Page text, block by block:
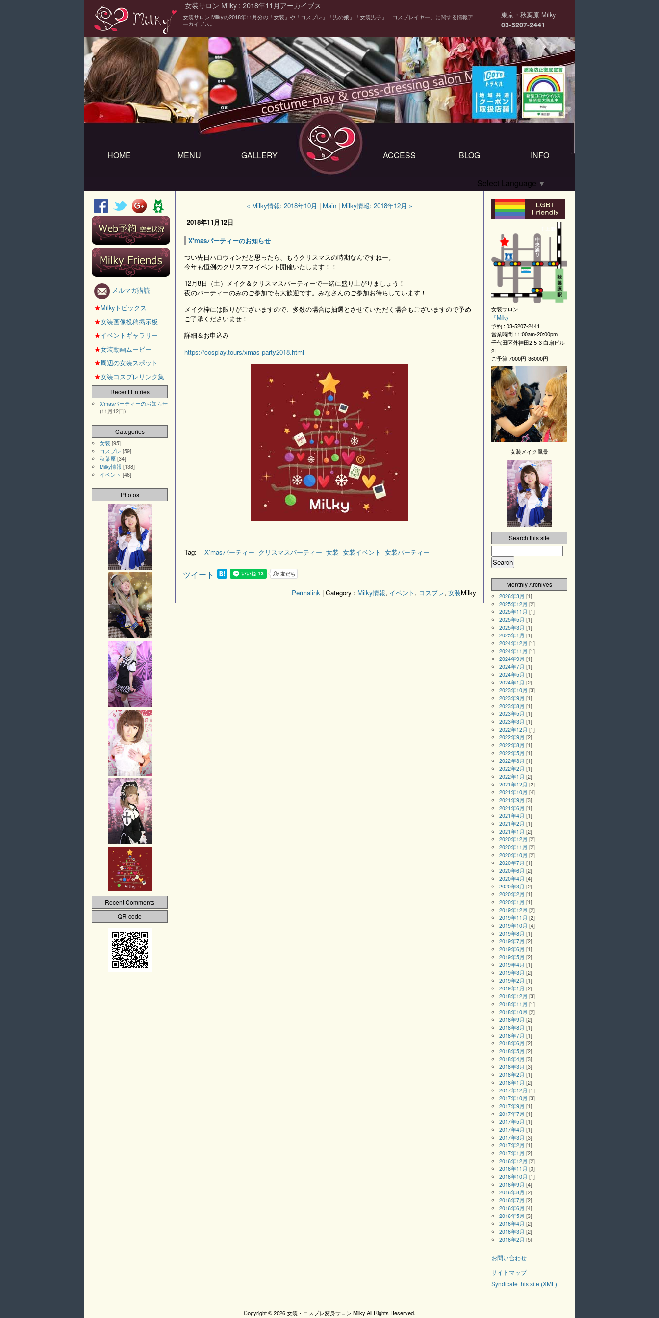
女装サロン Milky : 2018年11月アーカイブス
女装サロン Milkyの2018年11月分の「女装」や「コスプレ」「男の娘」「女装男子」「コスプレイヤー」に関する情報ア
ーカイブス。
東京・秋葉原 Milky
03-5207-2441
HOME MENU GALLERY ACCESS BLOG INFO
Select Language ▼
« Milky情報: 2018年10月 | Main | Milky情報: 2018年12月 »
2018年11月12日
X'masパーティーのお知らせ
つい先日ハロウィンだと思ったら、もうクリスマスの時期なんですねー。
今年も恒例のクリスマスイベント開催いたします！！
12月8日（土）メイク＆クリスマスパーティーで一緒に盛り上がりましょう！
夜のパーティーのみのご参加でも大歓迎です。みなさんのご参加お待ちしています！
メイク枠には限りがございますので、多数の場合は抽選とさせていただく場合もございますので予め
ご了承くださいませ！
詳細＆お申込み
https://cosplay.tours/xmas-party2018.html
Tag: X'masパーティー クリスマスパーティー 女装 女装イベント 女装パーティー
ツイート
Permalink | Category : Milky情報, イベント , コスプレ, 女装Milky
メルマガ購読
★Milkyトピックス
★女装画像投稿掲示板
★イベントギャラリー
★女装動画ムービー
★周辺の女装スポット
★女装コスプレリンク集
Recent Entries
X'masパーティーのお知らせ
(11月12日)
Categories
女装 [95]
コスプレ [59]
秋葉原 [34]
Milky情報 [138]
イベント [46]
Photos
Recent Comments
QR-code
女装サロン
「Milky 」
予約 :03-5207-2441
営業時間 11:00am-20:00pm
千代田区外神田2-5-3 白扇ビル
2F
ご予算7000円-36000円
女装メイク風景
Search this site
Monthly Archives
2026年3月 [1]
2025年12月 [2]
2025年11月 [1]
2025年5月 [1]
2025年3月 [1]
2025年1月 [1]
2024年12月 [1]
2024年11月 [1]
2024年9月 [1]
2024年7月 [1]
2024年5月 [1]
2024年1月 [2]
2023年10月 [3]
2023年9月 [1]
2023年8月 [1]
2023年5月 [1]
2023年3月 [1]
2022年12月 [1]
2022年9月 [2]
2022年8月 [1]
2022年5月 [1]
2022年3月 [1]
2022年2月 [1]
2022年1月 [2]
2021年12月 [2]
2021年10月 [4]
2021年9月 [3]
2021年6月 [1]
2021年4月 [1]
2021年2月 [1]
2021年1月 [2]
2020年12月 [2]
2020年11月 [2]
2020年10月 [2]
2020年7月 [1]
2020年6月 [2]
2020年4月 [4]
2020年3月 [2]
2020年2月 [1]
2020年1月 [1]
2019年12月 [2]
2019年11月 [2]
2019年10月 [4]
2019年8月 [1]
2019年7月 [2]
2019年6月 [1]
2019年5月 [2]
2019年4月 [1]
2019年3月 [2]
2019年2月 [1]
2019年1月 [2]
2018年12月 [3]
2018年11月 [1]
2018年10月 [2]
2018年9月 [2]
2018年8月 [1]
2018年7月 [1]
2018年6月 [2]
2018年5月 [2]
2018年4月 [3]
2018年3月 [3]
2018年2月 [1]
2018年1月 [2]
2017年12月 [1]
2017年10月 [3]
2017年9月 [1]
2017年7月 [1]
2017年5月 [1]
2017年4月 [1]
2017年3月 [3]
2017年2月 [1]
2017年1月 [2]
2016年12月 [2]
2016年11月 [3]
2016年10月 [1]
2016年9月 [4]
2016年8月 [2]
2016年7月 [2]
2016年6月 [4]
2016年5月 [3]
2016年4月 [2]
2016年3月 [2]
2016年2月 [5]
お問い合わせ
サイトマップ
Syndicate this site (XML)
Copyright ©2026女装・コスプレ変身サロン MilkyAll Rights Reserved.